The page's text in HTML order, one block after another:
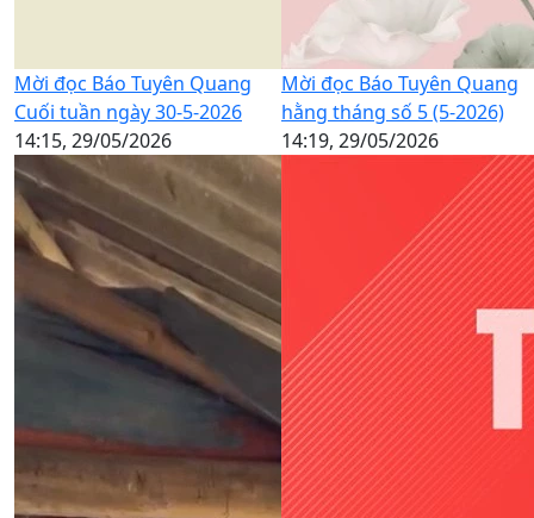
Mời đọc Báo Tuyên Quang
Cuối tuần ngày 30-5-2026
14:15, 29/05/2026
Mời đọc Báo Tuyên Quang
hằng tháng số 5 (5-2026)
14:19, 29/05/2026